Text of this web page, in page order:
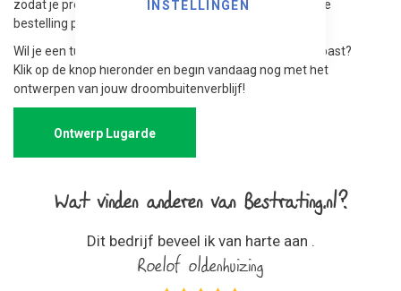
INSTELLINGEN
zodat je precies weet hoe het eruit zal zien voordat je de
bestelling plaatst.
Wil je een tuinhuis of overkapping die écht bij jouw tuin past?
Klik op de knop hieronder en begin vandaag nog met het
ontwerpen van jouw droombuitenverblijf!
Ontwerp Lugarde
Wat vinden anderen van Bestrating.nl?
Dit bedrijf beveel ik van harte aan .
Roelof oldenhuizing